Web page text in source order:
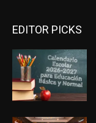
EDITOR PICKS